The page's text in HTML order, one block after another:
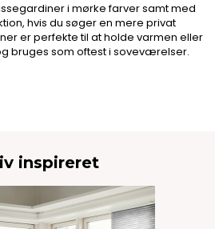
i mørke farver samt med
hvis du søger en mere privat
er perfekte til at holde varmen eller
bruges som oftest i soveværelser.
inspireret